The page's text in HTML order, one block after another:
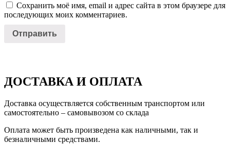
Сохранить моё имя, email и адрес сайта в этом браузере для
последующих моих комментариев.
ДОСТАВКА И ОПЛАТА
Доставка осуществляется собственным транспортом или
самостоятельно – самовывозом со склада
Оплата может быть произведена как наличными, так и
безналичными средствами.